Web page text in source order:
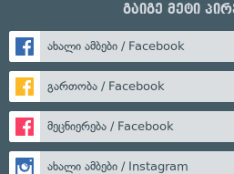
გაიგე მეტი
ახალი ამბები / Facebook
გართობა / Facebook
მეცნიერება / Facebook
ახალი ამბები / Instagram